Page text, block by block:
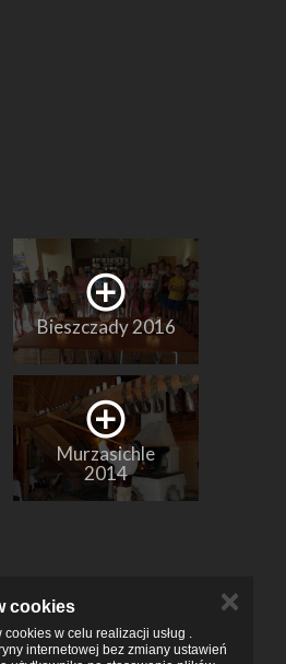
Bieszczady 2016
Murzasichle
2014
cookies
w celu realizacji usług .
internetowej bez zmiany ustawień
✕